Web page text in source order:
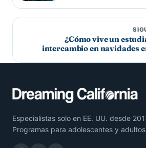
¿Cómo vive un
intercambio en navidades
Especialistas solo en EE. UU. desde
Programas para adolescentes y